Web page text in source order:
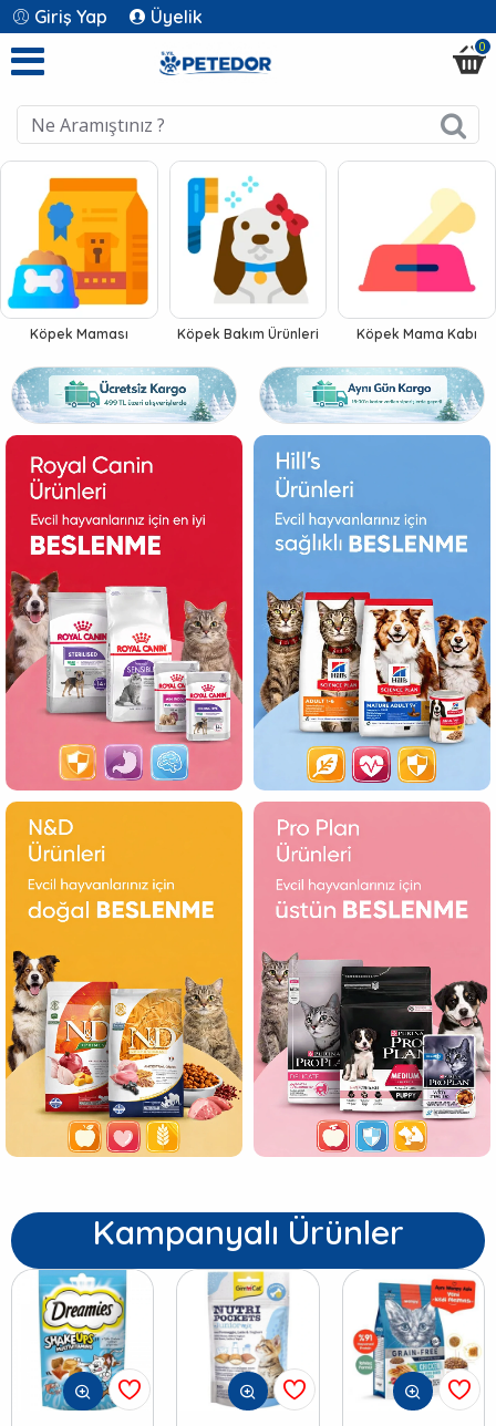
Giriş Yap Üyelik
0
Petedor
Pet
Shop
Evcil
Hayvan
Ürünleri
Köpek Maması Köpek Bakım Ürünleri Köpek Mama Kabı
Kampanyalı Ürünler